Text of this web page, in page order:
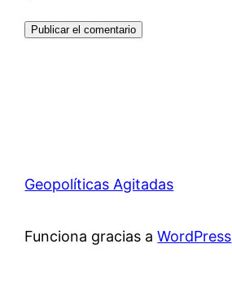
Geopolíticas Agitadas
Funciona gracias aWordPress